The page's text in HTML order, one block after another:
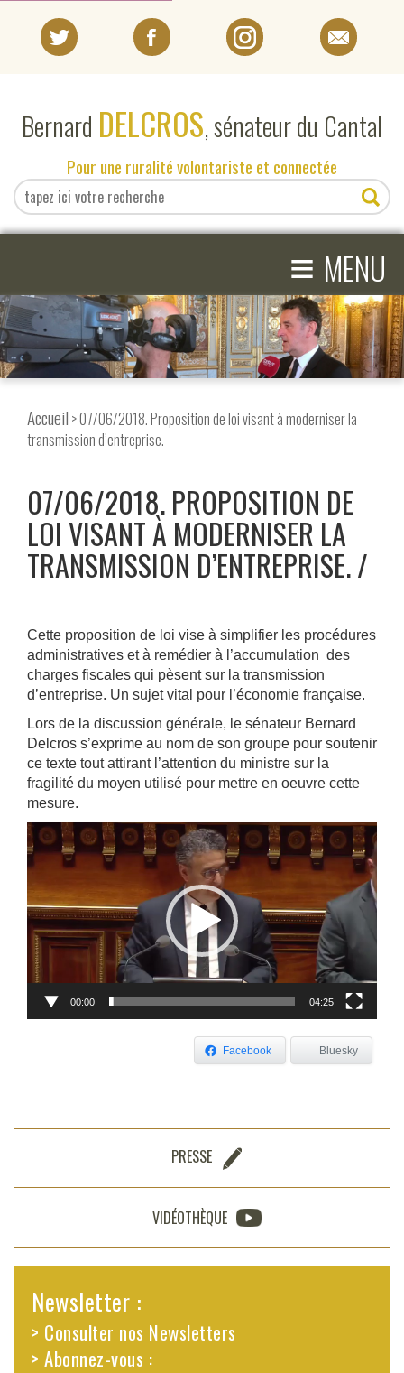
Bernard DELCROS, sénateur du Cantal
Pour une ruralité volontariste et connectée
≡ MENU
EN DIRECT DU SÉNAT
EN DIRECT DU CANTAL
COMPRENDRE LE SÉNAT
Accueil > 07/06/2018. Proposition de loi visant à moderniser la
transmission d’entreprise.
07/06/2018. PROPOSITION DE
LOI VISANT À MODERNISER LA
TRANSMISSION D’ENTREPRISE.
Cette proposition de loi vise à simplifier les procédures
administratives et à remédier à l’accumulation des
charges fiscales qui pèsent sur la transmission
d’entreprise. Un sujet vital pour l’économie française.
Lors de la discussion générale, le sénateur Bernard
Delcros s’exprime au nom de son groupe pour soutenir
ce texte tout attirant l’attention du ministre sur la
fragilité du moyen utilisé pour mettre en oeuvre cette
mesure.
Lecteur
vidéo
00:00 04:25
Facebook Bluesky
PRESSE
VIDÉOTHÈQUE
Newsletter :
> Consulter nos Newsletters
> Abonnez-vous :